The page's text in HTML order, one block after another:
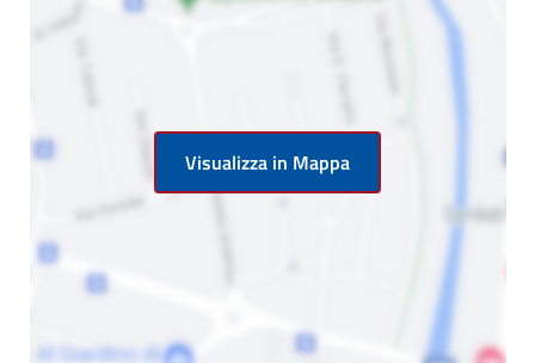
Visualizza in Mappa